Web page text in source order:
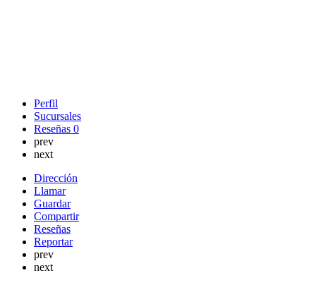
Perfil
Sucursales
Reseñas 0
prev
next
Dirección
Llamar
Guardar
Compartir
Reseñas
Reportar
prev
next